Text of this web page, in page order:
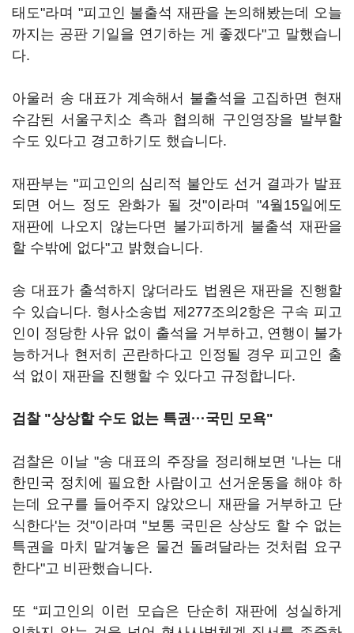
태도"라며 "피고인 불출석 재판을 논의해봤는데 오늘
까지는 공판 기일을 연기하는 게 좋겠다"고 말했습니
다.
아울러 송 대표가 계속해서 불출석을 고집하면 현재
수감된 서울구치소 측과 협의해 구인영장을 발부할
수도 있다고 경고하기도 했습니다.
재판부는 "피고인의 심리적 불안도 선거 결과가 발표
되면 어느 정도 완화가 될 것"이라며 "4월15일에도
재판에 나오지 않는다면 불가피하게 불출석 재판을
할 수밖에 없다"고 밝혔습니다.
송 대표가 출석하지 않더라도 법원은 재판을 진행할
수 있습니다. 형사소송법 제277조의2항은 구속 피고
인이 정당한 사유 없이 출석을 거부하고, 연행이 불가
능하거나 현저히 곤란하다고 인정될 경우 피고인 출
석 없이 재판을 진행할 수 있다고 규정합니다.
검찰 "상상할 수도 없는 특권···국민 모욕"
검찰은 이날 "송 대표의 주장을 정리해보면 '나는 대
한민국 정치에 필요한 사람이고 선거운동을 해야 하
는데 요구를 들어주지 않았으니 재판을 거부하고 단
식한다'는 것"이라며 "보통 국민은 상상도 할 수 없는
특권을 마치 맡겨놓은 물건 돌려달라는 것처럼 요구
한다"고 비판했습니다.
또 “피고인의 이런 모습은 단순히 재판에 성실하게